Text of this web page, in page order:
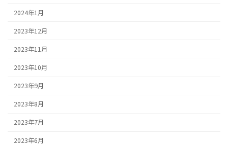
2024年1月
2023年12月
2023年11月
2023年10月
2023年9月
2023年8月
2023年7月
2023年6月